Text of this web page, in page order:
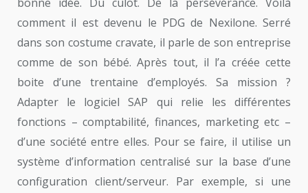
comment il est devenu le PDG de Nexilone. Serré
dans son costume cravate, il parle de son entreprise
comme de son bébé. Après tout, il l’a créée cette
boite d’une trentaine d’employés. Sa mission ?
Adapter le logiciel SAP qui relie les différentes
fonctions – comptabilité, finances, marketing etc –
d’une société entre elles. Pour se faire, il utilise un
système d’information centralisé sur la base d’une
configuration client/serveur. Par exemple, si une